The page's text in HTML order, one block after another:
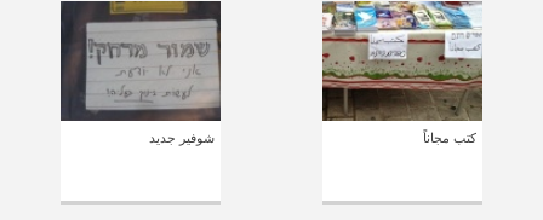
كتب مجاناً شوفير جديد